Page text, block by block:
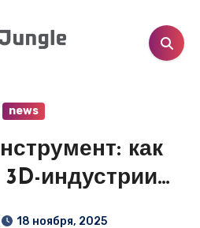
news
как
индустрии
рутинy и
18 ноября, 2025